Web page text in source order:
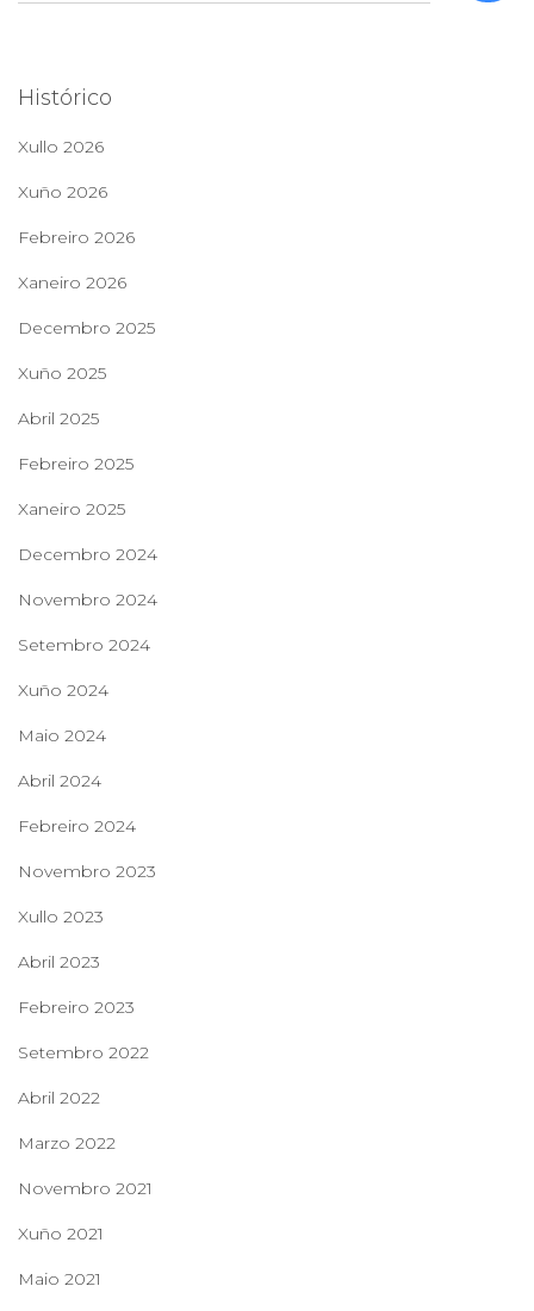
rHistórico
Xullo 2026
Xuño 2026
Febreiro 2026
Xaneiro 2026
Decembro 2025
Xuño 2025
Abril 2025
Febreiro 2025
Xaneiro 2025
Decembro 2024
Novembro 2024
Setembro 2024
Xuño 2024
Maio 2024
Abril 2024
Febreiro 2024
Novembro 2023
Xullo 2023
Abril 2023
Febreiro 2023
Setembro 2022
Abril 2022
Marzo 2022
Novembro 2021
Xuño 2021
Maio 2021